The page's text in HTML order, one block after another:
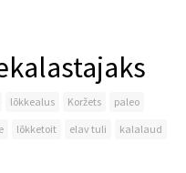
lõkkealus Koržets
paleo
lõkketoit elav tuli
kalalaud